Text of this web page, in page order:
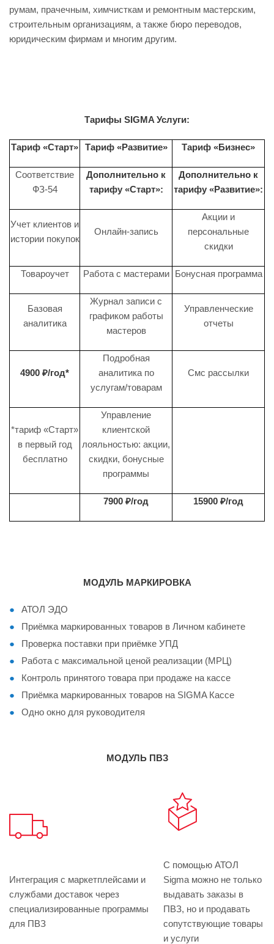
румам, прачечным, химчисткам и ремонтным мастерским,
строительным организациям, а также бюро переводов,
юридическим фирмам и многим другим.
Тарифы SIGMA Услуги:
Тариф «Старт» Тариф «Развитие» Тариф «Бизнес»
Соответствие
ФЗ-54
Дополнительно к
тарифу «Старт»:
Дополнительно к
тарифу «Развитие»:
Учет клиентов и
истории покупок
Онлайн-запись
Акции и
персональные
скидки
Товароучет Работа с мастерами Бонусная программа
Базовая
аналитика
Журнал записи с
графиком работы
мастеров
Управленческие
отчеты
4900 ₽/год*
Подробная
аналитика по
услугам/товарам
Смс рассылки
*тариф «Старт»
в первый год
бесплатно
Управление
клиентской
лояльностью: акции,
скидки, бонусные
программы
7900 ₽/год 15900 ₽/год
МОДУЛЬ МАРКИРОВКА
АТОЛ ЭДО
Приёмка маркированных товаров в Личном кабинете
Проверка поставки при приёмке УПД
Работа с максимальной ценой реализации (МРЦ)
Контроль принятого товара при продаже на кассе
Приёмка маркированных товаров на SIGMA Кассе
Одно окно для руководителя
МОДУЛЬ ПВЗ
Интеграция с маркетплейсами и
службами доставок через
специализированные программы
для ПВЗ
С помощью АТОЛ
Sigma можно не только
выдавать заказы в
ПВЗ, но и продавать
сопутствующие товары
и услуги